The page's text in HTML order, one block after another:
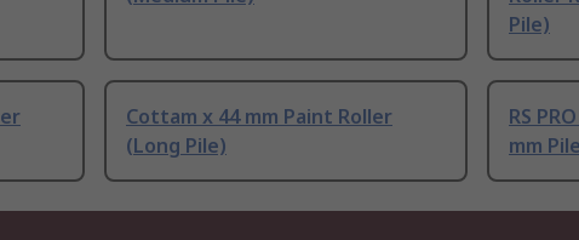
Pile)
Cottam x 44 mm Paint Roller
(Long Pile)
RS
mm